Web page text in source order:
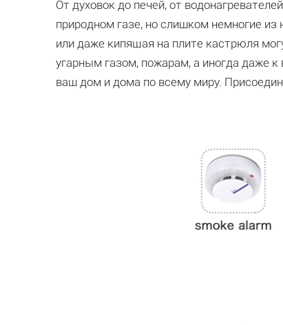
От духовок до печей, от
природном газе, но слишком немногие
или даже кипящая на плите кастрюля
угарным газом, пожарам, а иногда даже
ваш дом и дома по всему миру.